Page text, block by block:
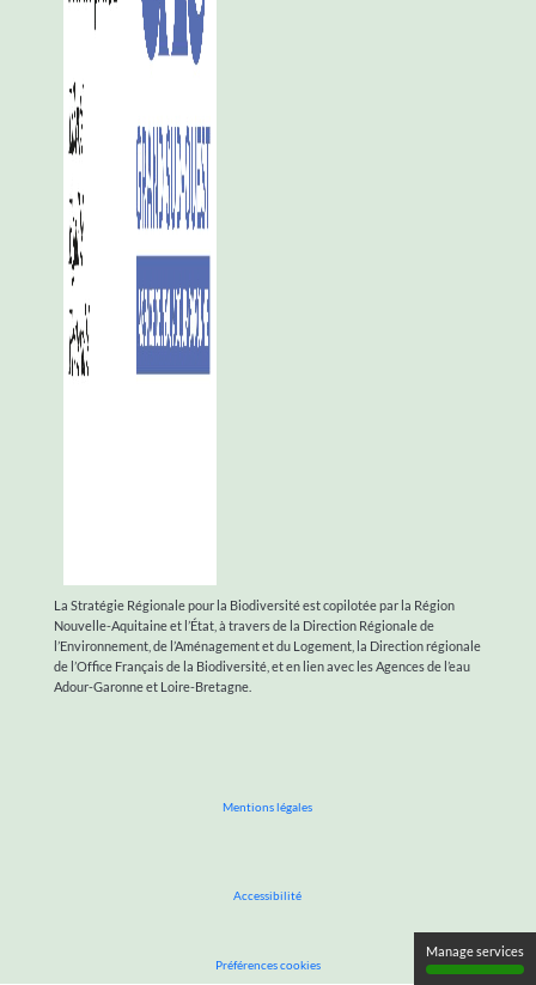
La Stratégie Régionale pour la Biodiversité est copilotée par la Région
Nouvelle-Aquitaine et l’État, à travers de la Direction Régionale de
l’Environnement, de l’Aménagement et du Logement, la Direction régionale
de l’Office Français de la Biodiversité, et en lien avec les Agences de l’eau
Adour-Garonne et Loire-Bretagne.
Mentions légales
Accessibilité
Préférences cookies
Manage services